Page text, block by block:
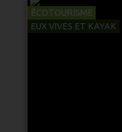
ÉCOTOURISME
EUX VIVES ET KAYAK